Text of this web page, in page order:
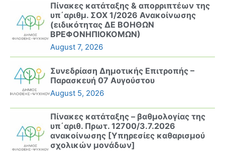
Πίνακες κατάταξης & απορριπτέων της
υπ΄αριθμ. ΣΟΧ 1/2026 Ανακοίνωσης
(ειδικότητας ΔΕ ΒΟΗΘΩΝ
ΒΡΕΦΟΝΗΠΙΟΚΟΜΩΝ)
August 7, 2026
Συνεδρίαση Δημοτικής Επιτροπής –
Παρασκευή 07 Αυγούστου
August 5, 2026
Πίνακες κατάταξης – βαθμολογίας της
υπ΄αριθ. Πρωτ. 12700/3.7.2026
ανακοίνωσης [Υπηρεσίες καθαρισμού
σχολικών μονάδων]